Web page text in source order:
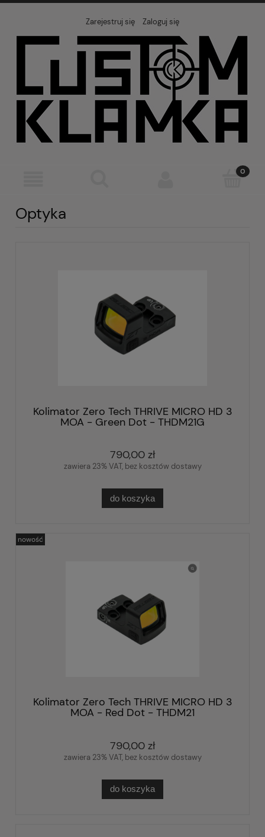
Zarejestruj się Zaloguj się
Optyka
Kolimator Zero Tech THRIVE MICRO HD 3
MOA - Green Dot - THDM21G
790,00 zł
zawiera 23% VAT, bez kosztów dostawy
do koszyka
Kolimator Zero Tech THRIVE MICRO HD 3
MOA - Red Dot - THDM21
790,00 zł
zawiera 23% VAT, bez kosztów dostawy
do koszyka
nowość